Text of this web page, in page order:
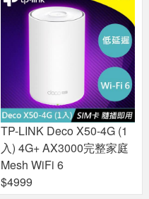
TP-LINK Deco X50-4G (1
入) 4G+ AX3000完整家庭
Mesh WiFi 6
$4999